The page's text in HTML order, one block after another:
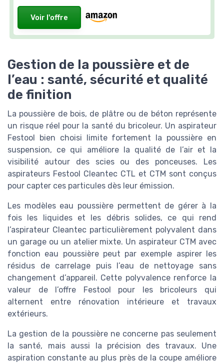
Voir l'offre
Gestion de la poussière et de
l’eau : santé, sécurité et qualité
de finition
La poussière de bois, de plâtre ou de béton représente
un risque réel pour la santé du bricoleur. Un aspirateur
Festool bien choisi limite fortement la poussière en
suspension, ce qui améliore la qualité de l’air et la
visibilité autour des scies ou des ponceuses. Les
aspirateurs Festool Cleantec CTL et CTM sont conçus
pour capter ces particules dès leur émission.
Les modèles eau poussière permettent de gérer à la
fois les liquides et les débris solides, ce qui rend
l’aspirateur Cleantec particulièrement polyvalent dans
un garage ou un atelier mixte. Un aspirateur CTM avec
fonction eau poussière peut par exemple aspirer les
résidus de carrelage puis l’eau de nettoyage sans
changement d’appareil. Cette polyvalence renforce la
valeur de l’offre Festool pour les bricoleurs qui
alternent entre rénovation intérieure et travaux
extérieurs.
La gestion de la poussière ne concerne pas seulement
la santé, mais aussi la précision des travaux. Une
aspiration constante au plus près de la coupe améliore